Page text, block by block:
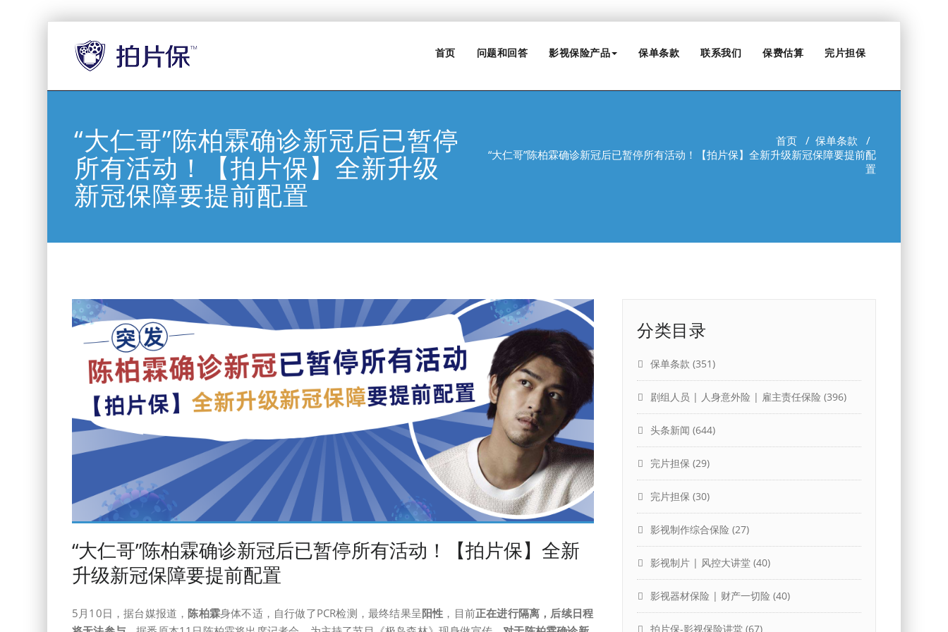
首页 问题和回答 影视保险产品 保单条款 联系我们 保费估算 完片担保
“大仁哥”陈柏霖确诊新冠后已暂停
所有活动！【拍片保】全新升级
新冠保障要提前配置
首页 / 保单条款 /
“大仁哥”陈柏霖确诊新冠后已暂停所有活动！【拍片保】全新升级新冠保障要提前配
置
“大仁哥”陈柏霖确诊新冠后已暂停所有活动！【拍片保】全新
升级新冠保障要提前配置
5月10日，据台媒报道，陈柏霖身体不适，自行做了PCR检测，最终结果呈阳性 ，目前正在进行隔离，后续日程
分类目录
保单条款 (351)
剧组人员 | 人身意外险 | 雇主责任保险 (396)
头条新闻 (644)
完片担保 (29)
完片担保 (30)
影视制作综合保险 (27)
影视制片 | 风控大讲堂 (40)
影视器材保险 | 财产一切险 (40)
拍片保-影视保险讲堂 (67)